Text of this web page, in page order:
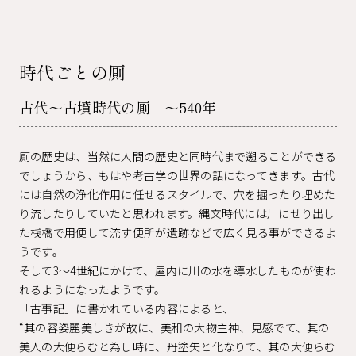
時代ごとの厠
古代～古墳時代の厠 ～540年
厠の歴史は、当然に人間の歴史と同時代まで遡ることができる
でしょうから、もはや考古学の世界の話になってきます。古代
には自然の浄化作用に任せるスタイルで、穴を掘ったり埋めた
り流したりしていたと思われます。縄文時代には川にせり出し
た桟橋で用便して流す便所が遺跡などで広く見る事ができるよ
うです。
そして3～4世紀にかけて、屋内に川の水を導水したものが使わ
れるようになったようです。
「古事記」に書かれている内容によると、
“其の容姿麗美しきが故に、美和の大物主神、見感でて、其の
美人の大便らむと為し時に、丹塗矢と化なりて、其の大便らむ